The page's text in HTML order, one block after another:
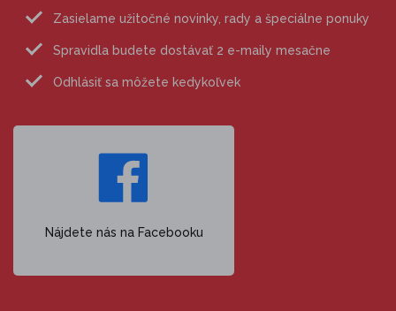
Zasielame užitočné novinky, rady a špeciálne ponuky
Spravidla budete dostávať 2 e-maily mesačne
Odhlásiť sa môžete kedykoľvek
Nájdete nás na Facebooku